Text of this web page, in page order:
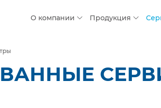
О компании Продукция